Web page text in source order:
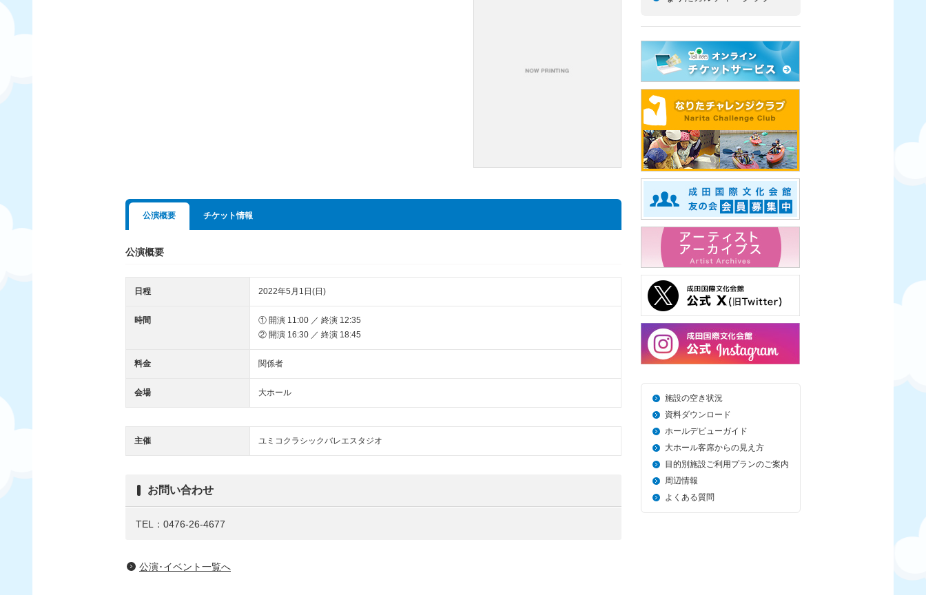
公演概要 チケット情報
公演概要
日程 2022年5月1日(日)
時間
① 開演 11:00 ／ 終演 12:35
② 開演 16:30 ／ 終演 18:45
料金 関係者
会場 大ホール
主催 ユミコクラシックバレエスタジオ
お問い合わせ
TEL：0476-26-4677
公演･イベント一覧へ
施設の空き状況
資料ダウンロード
ホールデビューガイド
大ホール客席からの見え方
目的別施設ご利用プランのご案内
周辺情報
よくある質問